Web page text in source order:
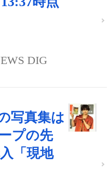
DIG
写真集は
プの先
「現地